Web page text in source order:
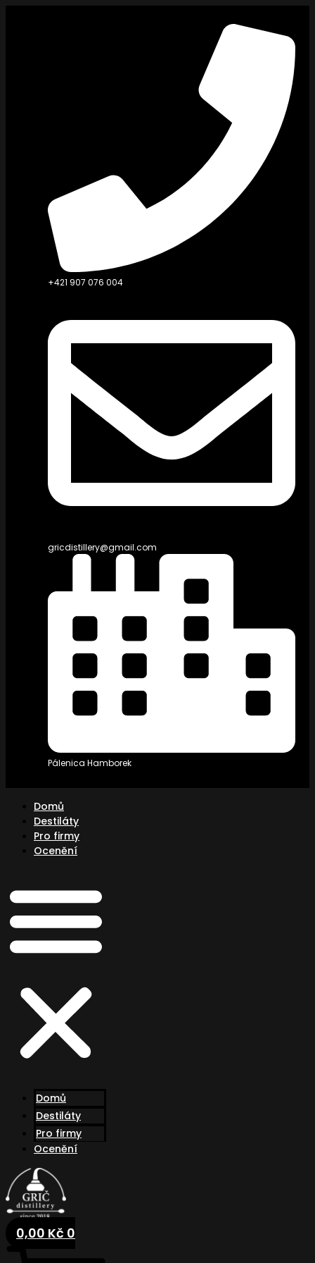
+421 907 076 004
gricdistillery@gmail.com
Pálenica Hamborek
Domů
Destiláty
Pro firmy
Ocenění
Domů
Destiláty
Pro firmy
Ocenění
0,00 Kč 0